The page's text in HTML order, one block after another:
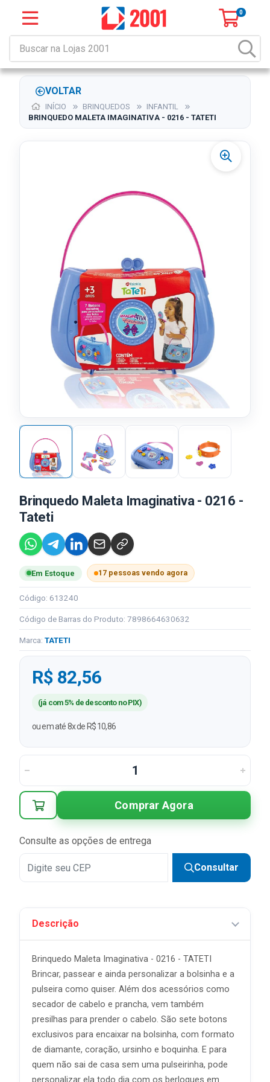
0
VOLTAR
INÍCIO BRINQUEDOS
INFANTIL
BRINQUEDO MALETA IMAGINATIVA - 0216 - TATETI
Brinquedo Maleta Imaginativa - 0216 -
Tateti
Em Estoque 17 pessoas vendo agora
Código: 613240
Código de Barras do Produto: 7898664630632
Marca: TATETI
R$ 82,56
(já com 5% de desconto no PIX)
ou em até 8x de R$ 10,86
Comprar Agora
Consulte as opções de entrega
Consultar
Descrição
Brinquedo Maleta Imaginativa - 0216 - TATETI
Brincar, passear e ainda personalizar a bolsinha e a
pulseira como quiser. Além dos acessórios como
secador de cabelo e prancha, vem também
presilhas para prender o cabelo. São sete botons
exclusivos para encaixar na bolsinha, com formato
de diamante, coração, ursinho e boquinha. E para
quem não sai de casa sem uma pulseirinha, pode